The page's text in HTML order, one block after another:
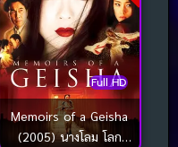
Full HD
Memoirs of a Geisha
(2005) นางโลม โลก